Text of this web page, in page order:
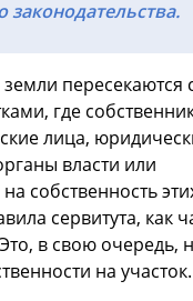
пересекаются
где
лица,
власти или
собственность
сервитута, как
в свою очередь,
на участок.